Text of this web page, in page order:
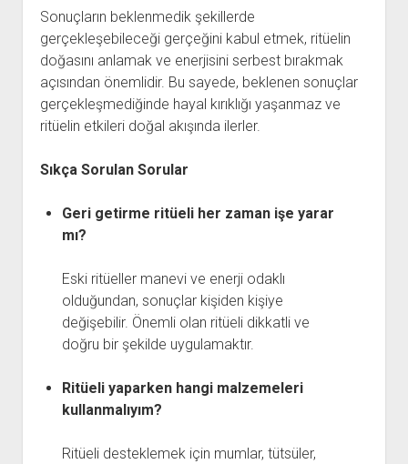
Sonuçların beklenmedik şekillerde
gerçekleşebileceği gerçeğini kabul etmek, ritüelin
doğasını anlamak ve enerjisini serbest bırakmak
açısından önemlidir. Bu sayede, beklenen sonuçlar
gerçekleşmediğinde hayal kırıklığı yaşanmaz ve
ritüelin etkileri doğal akışında ilerler.
Sıkça Sorulan Sorular
Geri getirme ritüeli her zaman işe yarar
mı?
Eski ritüeller manevi ve enerji odaklı
olduğundan, sonuçlar kişiden kişiye
değişebilir. Önemli olan ritüeli dikkatli ve
doğru bir şekilde uygulamaktır.
Ritüeli yaparken hangi malzemeleri
kullanmalıyım?
Ritüeli desteklemek için mumlar, tütsüler,